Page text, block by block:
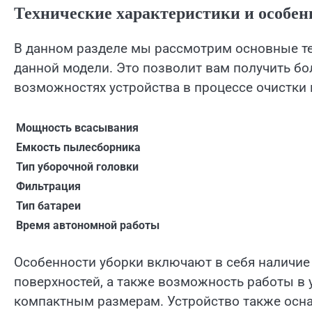
Технические характеристики и
В данном разделе мы рассмотрим основные
данной модели. Это позволит вам получить
возможностях устройства в процессе
Мощность всасывания
Емкость пылесборника
Тип уборочной головки
Фильтрация
Тип батареи
Время автономной работы
Особенности уборки включают в себя
поверхностей, а также возможность работы
компактным размерам. Устройство также